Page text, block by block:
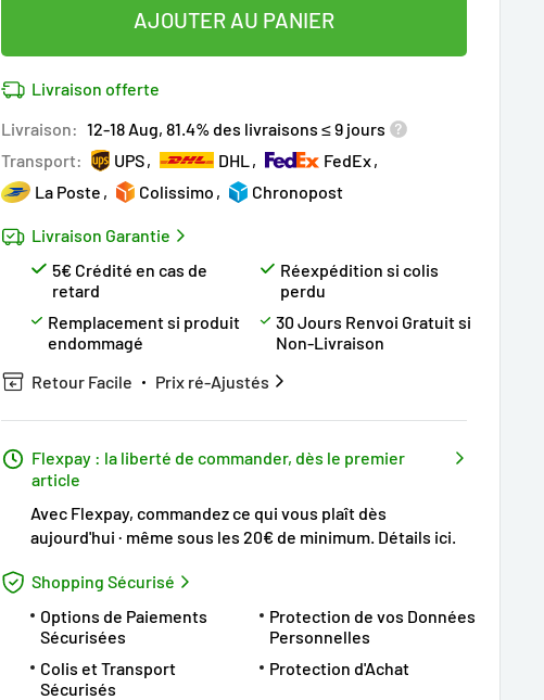
AJOUTER AU PANIER
Livraison offerte
Livraison: 12-18 Aug, 81.4% des livraisons ≤ 9 jours
Transport:
UPS DHL
FedEx
La Poste
Colissimo Chronopost
Livraison Garantie
5€ Crédité en cas de
retard
Réexpédition si colis
perdu
Remplacement si produit
endommagé
30 Jours Renvoi Gratuit si
Non-Livraison
Retour Facile
Prix ré-Ajustés
Flexpay : la liberté de commander, dès le premier
article
Avec Flexpay, commandez ce qui vous plaît dès
aujourd'hui · même sous les 20€ de minimum. Détails ici.
Shopping Sécurisé
Options de Paiements
Sécurisées
Protection de vos Données
Personnelles
Colis et Transport
Sécurisés
Protection d'Achat